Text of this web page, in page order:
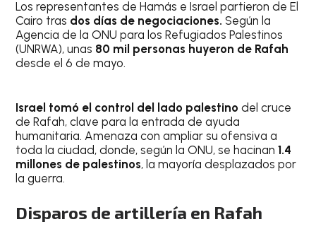
Los representantes de Hamás e Israel partieron de El
Cairo tras dos días de negociaciones.Según la
Agencia de la ONU para los Refugiados Palestinos
(UNRWA), unas 80 mil personas huyeron de Rafah
desde el 6 de mayo.
Israel tomó el control del lado palestino del cruce
de Rafah, clave para la entrada de ayuda
humanitaria. Amenaza con ampliar su ofensiva a
toda la ciudad, donde, según la ONU, se hacinan 1.4
millones de palestinos, la mayoría desplazados por
la guerra.
Disparos de artillería en Rafah